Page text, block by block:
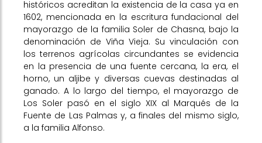
históricos acreditan la existencia de la casa ya en
1602, mencionada en la escritura fundacional del
mayorazgo de la familia Soler de Chasna, bajo la
denominación de Viña Vieja. Su vinculación con
los terrenos agrícolas circundantes se evidencia
en la presencia de una fuente cercana, la era, el
horno, un aljibe y diversas cuevas destinadas al
ganado. A lo largo del tiempo, el mayorazgo de
Los Soler pasó en el siglo XIX al Marqués de la
Fuente de Las Palmas y, a finales del mismo siglo,
a la familia Alfonso.